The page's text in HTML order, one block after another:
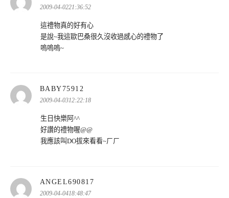
2009-04-0221:36:52
這禮物真的好有心
是說~我這歐巴桑很久沒收過感心的禮物了
嗚嗚嗚~
BABY75912
示:
2009-04-0312:22:18
生日快樂阿^^
好讚的禮物喔@@
我應該叫DO拔來看看~ㄏㄏ
ANGEL690817
2009-04-0418:48:47